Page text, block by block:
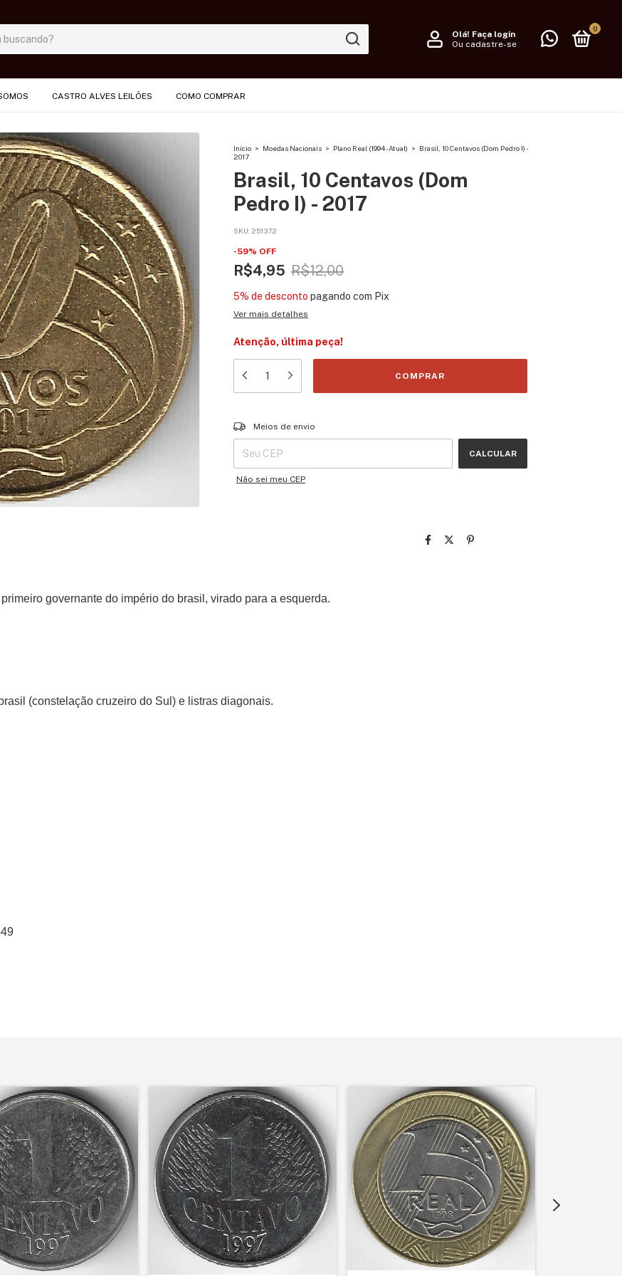
Olá! Faça login
Ou cadastre-se
0
CASTRO ALVES LEILÕES COMO COMPRAR
Início > Moedas Nacionais > Plano Real (1994 - Atual) > Brasil, 10 Centavos (Dom Pedro I) -
2017
Brasil, 10 Centavos (Dom
Pedro I) - 2017
SKU: 251372
-59% OFF
R$4,95 R$12,00
5% de desconto pagando com Pix
Ver mais detalhes
Atenção, última peça!
Entregas para o CEP:
Meios de envio
CALCULAR
Não sei meu CEP
governante do império do brasil, virado para a esquerda.
(constelação cruzeiro do Sul) e listras diagonais.